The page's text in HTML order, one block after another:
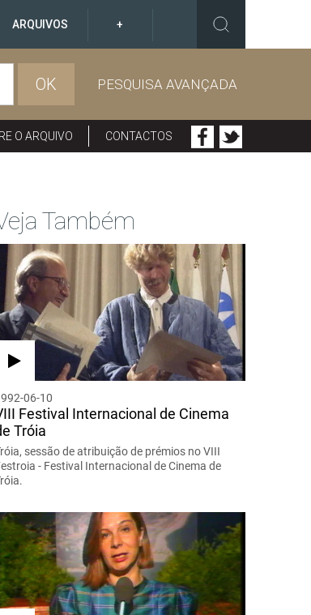
ARQUIVOS +
OK PESQUISA AVANÇADA
O ARQUIVO CONTACTOS
Também
06-10
Festival Internacional de Cinema
Tróia
sessão de atribuição de prémios no VIII
- Festival Internacional de Cinema de